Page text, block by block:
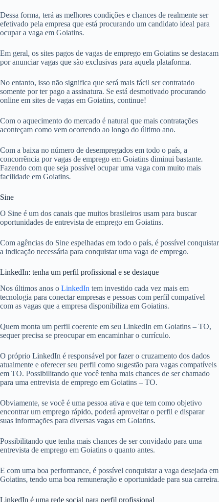
Dessa forma, terá as melhores condições e chances de realmente ser
efetivado pela empresa que está procurando um candidato ideal para
ocupar a vaga em Goiatins.
Em geral, os sites pagos de vagas de emprego em Goiatins se destacam
por anunciar vagas que são exclusivas para aquela plataforma.
No entanto, isso não significa que será mais fácil ser contratado
somente por ter pago a assinatura. Se está desmotivado procurando
online em sites de vagas em Goiatins, continue!
Com o aquecimento do mercado é natural que mais contratações
aconteçam como vem ocorrendo ao longo do último ano.
Com a baixa no número de desempregados em todo o país, a
concorrência por vagas de emprego em Goiatins diminui bastante.
Fazendo com que seja possível ocupar uma vaga com muito mais
facilidade em Goiatins.
Sine
O Sine é um dos canais que muitos brasileiros usam para buscar
oportunidades de entrevista de emprego em Goiatins.
Com agências do Sine espelhadas em todo o país, é possível conquistar
a indicação necessária para conquistar uma vaga de emprego.
LinkedIn: tenha um perfil profissional e se destaque
Nos últimos anos o LinkedIn tem investido cada vez mais em
tecnologia para conectar empresas e pessoas com perfil compatível
com as vagas que a empresa disponibiliza em Goiatins.
Quem monta um perfil coerente em seu LinkedIn em Goiatins – TO,
sequer precisa se preocupar em encaminhar o currículo.
O próprio LinkedIn é responsável por fazer o cruzamento dos dados
atualmente e oferecer seu perfil como sugestão para vagas compatíveis
em TO. Possibilitando que você tenha mais chances de ser chamado
para uma entrevista de emprego em Goiatins – TO.
Obviamente, se você é uma pessoa ativa e que tem como objetivo
encontrar um emprego rápido, poderá aproveitar o perfil e disparar
suas informações para diversas vagas em Goiatins.
Possibilitando que tenha mais chances de ser convidado para uma
entrevista de emprego em Goiatins o quanto antes.
E com uma boa performance, é possível conquistar a vaga desejada em
Goiatins, tendo uma boa remuneração e oportunidade para sua carreira.
LinkedIn é uma rede social para perfil profissional